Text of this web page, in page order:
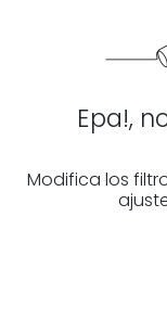
Epa!,
Modifica los